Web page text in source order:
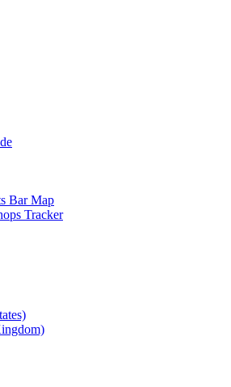
Bar Map
Tracker